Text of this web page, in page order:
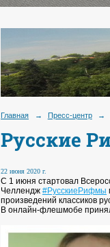
Главная → Пресс-центр →
Русские
22 июня 2020 г.
С 1 июня стартовал
Челлендж #РусскиеРифмы
произведений классиков
В онлайн-флешмобе